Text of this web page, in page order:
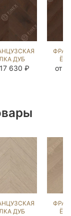
ДУБ
БРАУН
630 ₽
СИЛ
от
ДУБ